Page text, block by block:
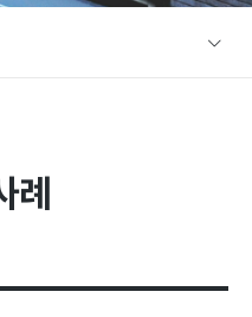
S문의
공지사항
례